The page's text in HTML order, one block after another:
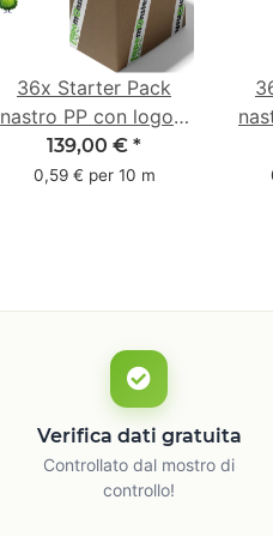
36x Starter Pack
nastro PP con logo -
1 colore - 48 mm x
66 m
139,00 € *
0,59 € per 10 m
Verifica dati gratuita
Controllato dal mostro di
controllo!